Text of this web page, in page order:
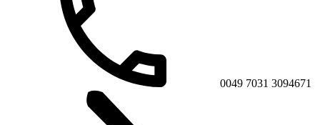
0049 7031 3094671